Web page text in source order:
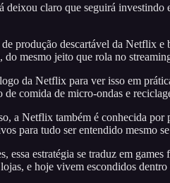
deixou claro que seguirá
produção descartável da Netflix e
do mesmo jeito que rola no
da Netflix para ver isso em
de comida de micro-ondas e
a Netflix também é conhecida
para tudo ser entendido mesmo
essa estratégia se traduz em
e hoje vivem escondidos